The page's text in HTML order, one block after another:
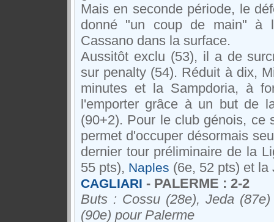
Mais en seconde période, le
donné "un coup de main" à
Cassano dans la surface.
Aussitôt exclu (53), il a de
sur penalty (54). Réduit à dix,
minutes et la Sampdoria, à
l'emporter grâce à un but de
(90+2). Pour le club génois, ce
permet d'occuper désormais
dernier tour préliminaire de la
55 pts), Naples (6e, 52 pts) et la
CAGLIARI - PALERME : 2-2
Buts : Cossu (28e), Jeda
(90e) pour Palerme